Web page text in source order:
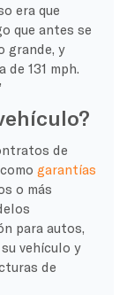
era que
que antes se
grande, y
131 mph.
de
garantías
o más
para autos,
vehículo y
de